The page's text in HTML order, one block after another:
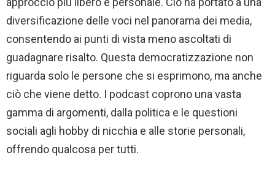
diversificazione delle voci nel panorama dei media,
consentendo ai punti di vista meno ascoltati di
guadagnare risalto. Questa democratizzazione non
riguarda solo le persone che si esprimono, ma anche
ciò che viene detto. I podcast coprono una vasta
gamma di argomenti, dalla politica e le questioni
sociali agli hobby di nicchia e alle storie personali,
offrendo qualcosa per tutti.